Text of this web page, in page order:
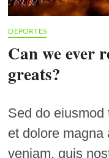
DEPORTES
Can we ever
greats?
Sed do
et dolore magna
veniam, quis